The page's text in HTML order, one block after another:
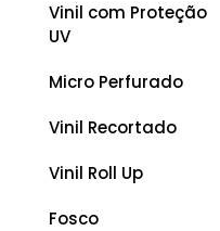
Vinil com Proteção
UV
Micro Perfurado
Vinil Recortado
Vinil Roll Up
Fosco